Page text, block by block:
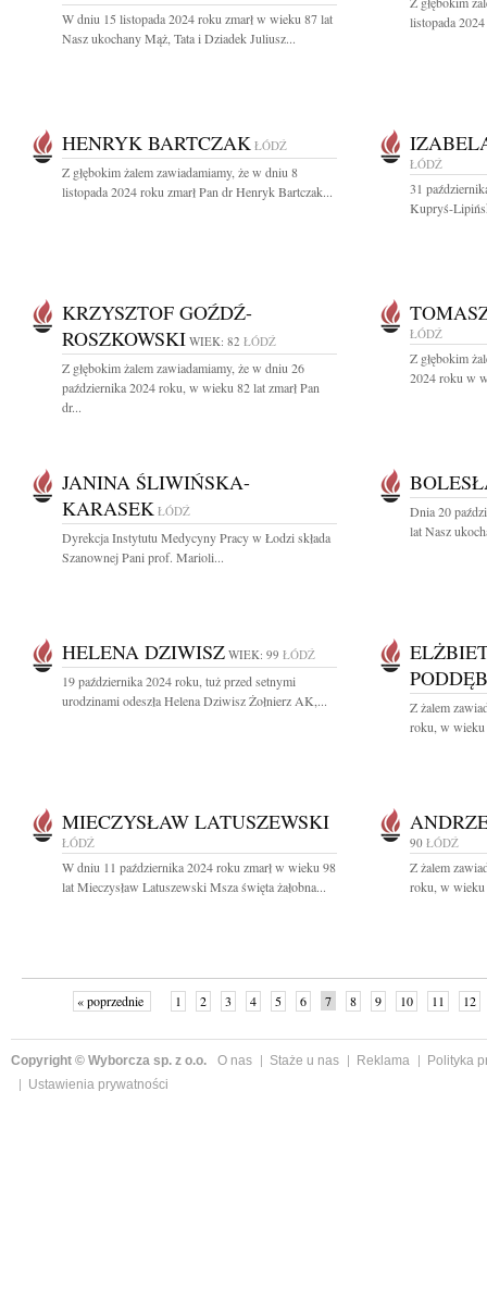
W dniu 15 listopada 2024 roku zmarł w wieku 87 lat
Nasz ukochany Mąż, Tata i Dziadek Juliusz...
listopada
HENRYK BARTCZAK ŁÓDŹ
Z głębokim żalem zawiadamiamy, że w dniu 8
listopada 2024 roku zmarł Pan dr Henryk Bartczak...
ŁÓDŹ
31
Kupryś-
KRZYSZTOF GOŹDŹ-
ROSZKOWSKI WIEK: 82 ŁÓDŹ
Z głębokim żalem zawiadamiamy, że w dniu 26
października 2024 roku, w wieku 82 lat zmarł Pan
dr...
ŁÓDŹ
Z głębokim
2024 roku w
JANINA ŚLIWIŃSKA-
KARASEK ŁÓDŹ
Dyrekcja Instytutu Medycyny Pracy w Łodzi składa
Szanownej Pani prof. Marioli...
Dnia 20
lat Nasz
HELENA DZIWISZ WIEK: 99 ŁÓDŹ
19 października 2024 roku, tuż przed setnymi
urodzinami odeszła Helena Dziwisz Żołnierz AK,...
Z żalem
roku, w wieku
MIECZYSŁAW LATUSZEWSKI
ŁÓDŹ
W dniu 11 października 2024 roku zmarł w wieku 98
lat Mieczysław Latuszewski Msza święta żałobna...
90 ŁÓDŹ
Z żalem
roku, w wieku
« poprzednie 1 2 3 4 5 6 7 8 9 10 11 12
Copyright © Wyborcza sp. z o.o. O nas Staże u nas Reklama
Polityka
Ustawienia prywatności